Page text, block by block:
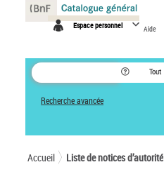
Espace personnel Aide
Tout
Recherche avancée
Accueil Liste de notices d’autorité
Panneau de gestion des cookies